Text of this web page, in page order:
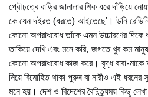
প্রৌঢ়ত্বে বাড়ির জানালার শিক ধরে দাঁড়িয়ে
কে যেন দইরত (ধরতে) আইতেছে’। উনি
কোনো অপরাধবোধ তাঁকে এমন উচ্চারণের দিকে
তাকিয়ে দেখি এবং মনে করি, জগতে খুব কম
কোনো অপরাধবোধ কাজ করে। বৃদ্ধ বাবা-মাকে
নিয়ে বিমোহিত থাকা পুরুষ বা নারীও এই
মনে হয়। দেশ ও বিদেশের বৈচিত্র্যময় কিছু